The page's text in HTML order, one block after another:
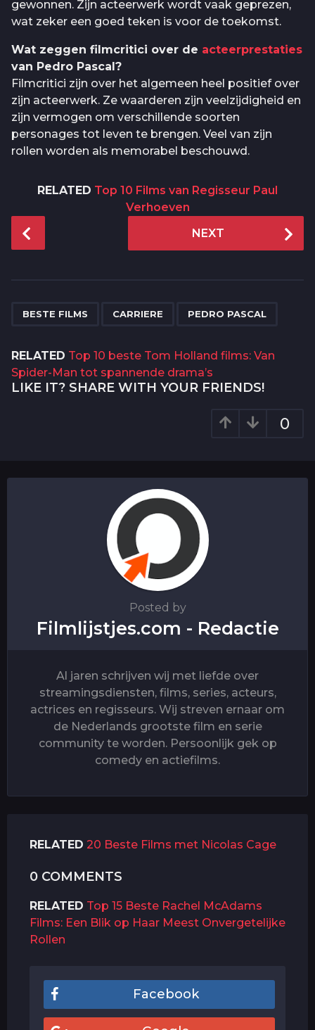
gewonnen. Zijn acteerwerk wordt vaak geprezen,
wat zeker een goed teken is voor de toekomst.
Wat zeggen filmcritici over de acteerprestaties
van Pedro Pascal?
Filmcritici zijn over het algemeen heel positief over
zijn acteerwerk. Ze waarderen zijn veelzijdigheid en
zijn vermogen om verschillende soorten
personages tot leven te brengen. Veel van zijn
rollen worden als memorabel beschouwd.
RELATED Top 10 Films van Regisseur Paul
Verhoeven
P
o
i
n
a
NEXT
BESTE FILMS CARRIERE PEDRO PASCAL
RELATED Top 10 beste Tom Holland films: Van
Spider-Man tot spannende drama’s
LIKE IT? SHARE WITH YOUR FRIENDS!
0
Posted by
Filmlijstjes.com - Redactie
Al jaren schrijven wij met liefde over
streamingsdiensten, films, series, acteurs,
actrices en regisseurs. Wij streven ernaar om
de Nederlands grootste film en serie
community te worden. Persoonlijk gek op
comedy en actiefilms.
RELATED 20 Beste Films met Nicolas Cage
0 COMMENTS
RELATED Top 15 Beste Rachel McAdams
Films: Een Blik op Haar Meest Onvergetelijke
Rollen
Facebook